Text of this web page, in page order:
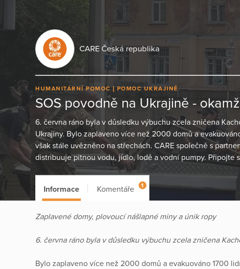
CARE Česká republika
HUMANITÁRNÍ POMOC POMOC UKRAJINĚ
SOS povodně na Ukrajině -
6. června ráno byla v důsledku výbuchu zcela zničena
Ukrajiny. Bylo zaplaveno více než 2000 domů a
však stále uvězněno na střechách. CARE společně s
distribuuje pitnou vodu, jídlo, lodě a vodní pumpy. Připojte
Informace Komentáře 1
Zaplavené domy, plovoucí nášlapné miny a únik ropy
6. června ráno byla v důsledku výbuchu zcela zničena
Bylo zaplaveno více než 2000 domů a evakuováno 1700